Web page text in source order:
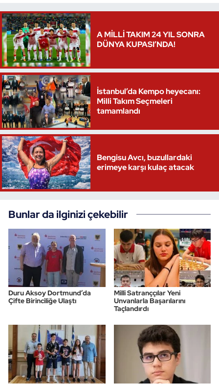
A MİLLİ TAKIM 24 YIL SONRA
DÜNYA KUPASI’NDA!
İstanbul’da Kempo heyecanı:
Milli Takım Seçmeleri
tamamlandı
Bengisu Avcı, buzullardaki
erimeye karşı kulaç atacak
Bunlar da ilginizi çekebilir
Duru Aksoy Dortmund’da
Çifte Birinciliğe Ulaştı
Milli Satranççılar Yeni
Unvanlarla Başarılarını
Taçlandırdı